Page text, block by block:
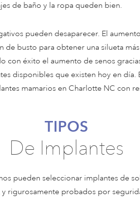
de baño y la ropa queden bien.
pueden desaparecer. El
busto para obtener una silueta
con éxito el aumento de senos
disponibles que existen hoy en día.
mamarios en Charlotte NC con
TIPOS
De Implantes
pueden seleccionar implantes de
rigurosamente probados por